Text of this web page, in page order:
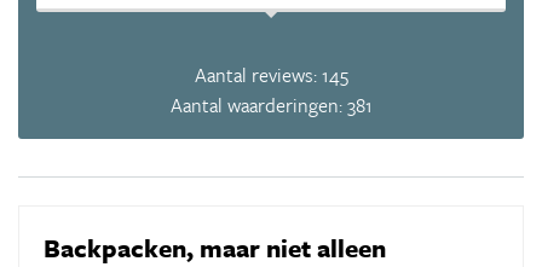
Aantal reviews: 145
Aantal waarderingen: 381
Backpacken, maar niet alleen